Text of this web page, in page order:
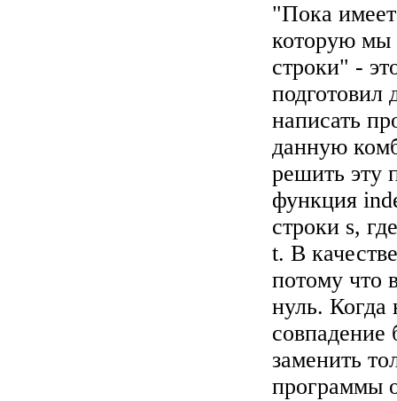
"Пока
которую мы
строки" -
подготовил
написать
данную
решить эту
функция
строки s,
t. В
потому что
нуль. Когда
совпадение
заменить
программы